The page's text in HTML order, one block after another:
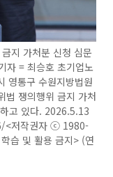
지 가처분 신청 심문
자 = 최승호 초기업노
영통구 수원지방법원
법 쟁의행위 금지 가처
고 있다. 2026.5.13
저작권자 ⓒ 1980-
습 및 활용 금지> (연